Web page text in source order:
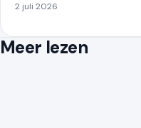
2 juli 2026
Meer lezen